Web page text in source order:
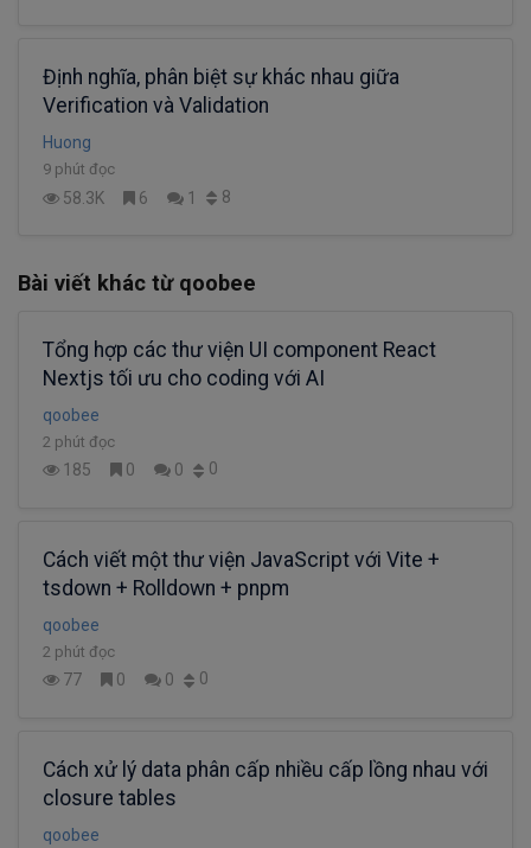
Định nghĩa, phân biệt sự khác nhau giữa
Verification và Validation
Huong
9 phút đọc
58.3K 6 1 8
Bài viết khác từ qoobee
Tổng hợp các thư viện UI component React
Nextjs tối ưu cho coding với AI
qoobee
2 phút đọc
185 0 0 0
Cách viết một thư viện JavaScript với Vite +
tsdown + Rolldown + pnpm
qoobee
2 phút đọc
77 0 0 0
Cách xử lý data phân cấp nhiều cấp lồng nhau với
closure tables
qoobee